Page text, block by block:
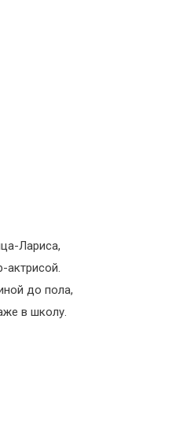
Лариса,
актрисой.
до пола,
в школу.